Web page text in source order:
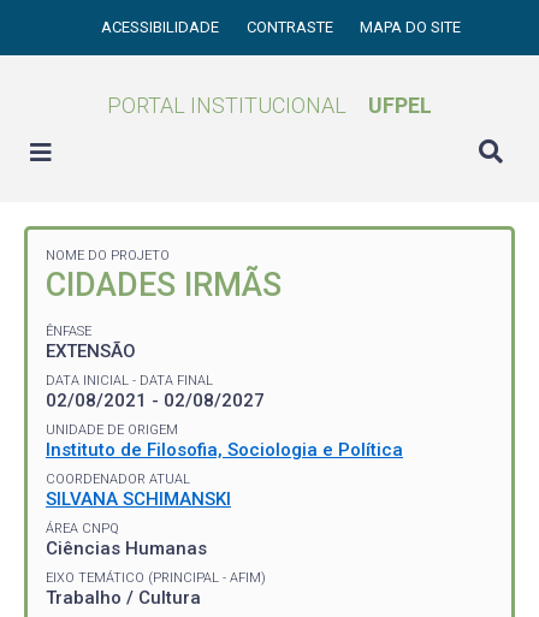
ACESSIBILIDADE CONTRASTE MAPA DO SITE
PORTAL INSTITUCIONAL UFPEL
NOME DO PROJETO
CIDADES IRMÃS
ÊNFASE
EXTENSÃO
DATA INICIAL - DATA FINAL
02/08/2021 - 02/08/2027
UNIDADE DE ORIGEM
Instituto de Filosofia, Sociologia e Política
COORDENADOR ATUAL
SILVANA SCHIMANSKI
ÁREA CNPQ
Ciências Humanas
EIXO TEMÁTICO (PRINCIPAL - AFIM)
Trabalho / Cultura